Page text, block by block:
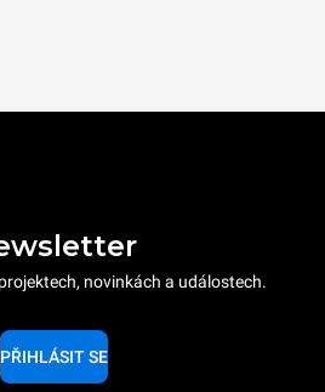
novinkách a událostech.
PŘIHLÁSIT SE